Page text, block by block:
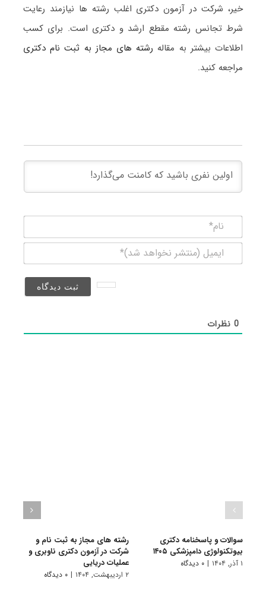
خیر، شرکت در آزمون دکتری اغلب رشته ها نیازمند رعایت
شرط تجانس رشته مقطع ارشد و دکتری است. برای کسب
اطلاعات بیشتر به مقاله رشته های مجاز به ثبت نام دکتری
مراجعه کنید.
(منتشر
0نظرات
سوالات و پاسخنامه دکتری
بیوتکنولوژی دامپزشکی ۱۴۰۵
۱ آذر, ۱۴۰۴ | ۰ دیدگاه
رشته های مجاز به ثبت نام و
شرکت در آزمون دکتری ناوبری و
عملیات دریایی
۲ اردیبهشت, ۱۴۰۴ | ۰ دیدگاه